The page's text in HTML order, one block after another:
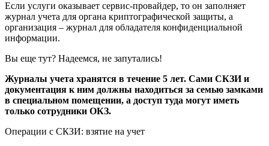
Если услуги оказывает сервис-провайдер, то он заполняет
журнал учета для органа криптографической защиты, а
организация – журнал для обладателя конфиденциальной
информации.
Вы еще тут? Надеемся, не запутались!
Журналы учета хранятся в течение 5 лет. Сами СКЗИ и
документация к ним должны находиться за семью замками
в специальном помещении, а доступ туда могут иметь
только сотрудники ОКЗ.
Операции с СКЗИ: взятие на учет